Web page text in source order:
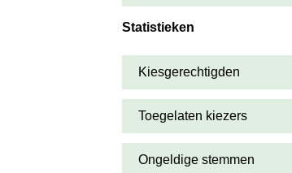
Statistieken
Kiesgerechtigden
Toegelaten kiezers
Ongeldige stemmen